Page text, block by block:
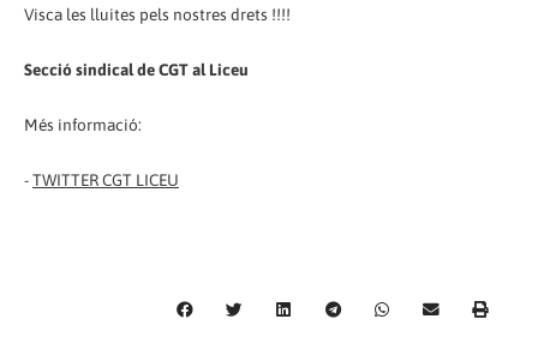
Visca les lluites pels nostres drets !!!!
Secció sindical de CGT al Liceu
Més informació:
-TWITTER CGT LICEU